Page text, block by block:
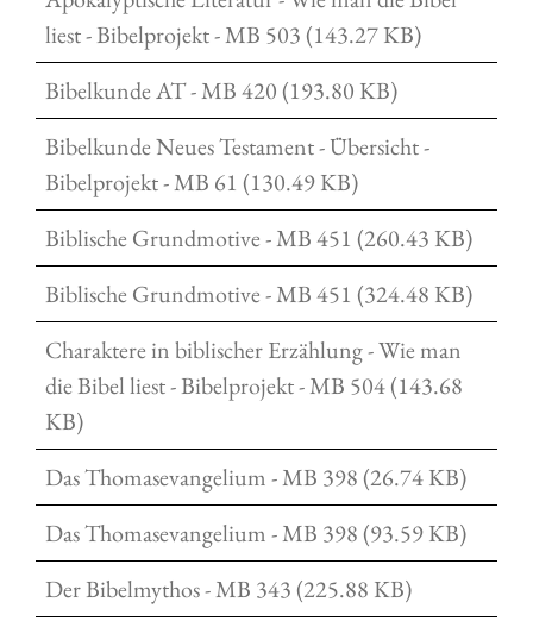
liest - Bibelprojekt - MB 503 (143.27 KB)
Bibelkunde AT - MB 420 (193.80 KB)
Bibelkunde Neues Testament - Übersicht -
Bibelprojekt - MB 61 (130.49 KB)
Biblische Grundmotive - MB 451 (260.43 KB)
Biblische Grundmotive - MB 451 (324.48 KB)
Charaktere in biblischer Erzählung - Wie man
die Bibel liest - Bibelprojekt - MB 504 (143.68
KB)
Das Thomasevangelium - MB 398 (26.74 KB)
Das Thomasevangelium - MB 398 (93.59 KB)
Der Bibelmythos - MB 343 (225.88 KB)